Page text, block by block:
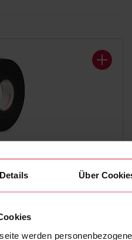
Details Über
werden personenbezogene